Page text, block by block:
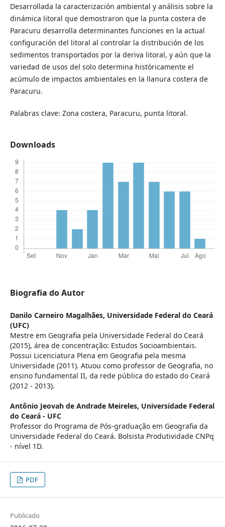
Desarrollada la caracterización ambiental y análisis sobre la
dinámica litoral que demostraron que la punta costera de
Paracuru desarrolla determinantes funciones en la actual
configuración del litoral al controlar la distribución de los
sedimentos transportados por la deriva litoral, y aún que la
variedad de usos del solo determina históricamente el
acúmulo de impactos ambientales en la llanura costera de
Paracuru.
Palabras clave: Zona costera, Paracuru, punta litoral.
Downloads
Biografia do Autor
Danilo Carneiro Magalhães, Universidade Federal do Ceará
(UFC)
Mestre em Geografia pela Universidade Federal do Ceará
(2015), área de concentração: Estudos Socioambientais.
Possui Licenciatura Plena em Geografia pela mesma
Universidade (2011). Atuou como professor de Geografia, no
ensino fundamental II, da rede pública do estado do Ceará
(2012 - 2013).
Antônio Jeovah de Andrade Meireles, Universidade Federal
do Ceará - UFC
Professor do Programa de Pós-graduação em Geografia da
Universidade Federal do Ceará. Bolsista Produtividade CNPq
- nível 1D.
PDF
Publicado